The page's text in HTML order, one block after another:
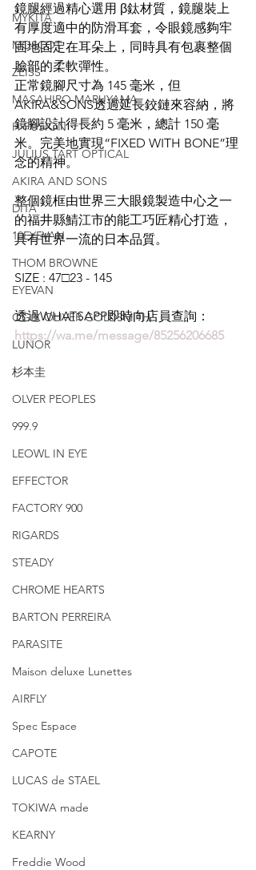
MYKITA
MOSCOT
ZEISS
MASAHIRO MARUYAMA
H-FUSION
JULIUS TART OPTICAL
AKIRA AND SONS
DITA
10EYEVAN
THOM BROWNE
EYEVAN
OG X OLIVER GOLDSMITH
LUNOR
杉本圭
OLVER PEOPLES
999.9
LEOWL IN EYE
EFFECTOR
FACTORY 900
RIGARDS
STEADY
CHROME HEARTS
BARTON PERREIRA
PARASITE
Maison deluxe Lunettes
AIRFLY
Spec Espace
CAPOTE
LUCAS de STAEL
TOKIWA made
KEARNY
Freddie Wood
鏡腿經過精心選用 β鈦材質，鏡腿裝上
有厚度適中的防滑耳套，令眼鏡感夠牢
固地固定在耳朵上，同時具有包裹整個
臉部的柔軟彈性。
正常鏡腳尺寸為 145 毫米，但
AKIRA&SONS透過延長鉸鏈來容納，將
鏡腳設計得長約 5 毫米，總計 150 毫
米。完美地實現“FIXED WITH BONE”理
念的精神。
整個鏡框由世界三大眼鏡製造中心之一
的福井縣鯖江市的能工巧匠精心打造，
具有世界一流的日本品質。
SIZE : 47□23 - 145
透過WHATSAPP即時向店員查詢：
https://wa.me/message/85256206685